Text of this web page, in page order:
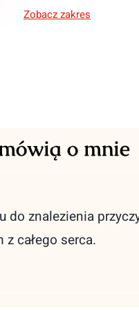
Zobacz zakres
o mnie
znalezienia
całego serca.